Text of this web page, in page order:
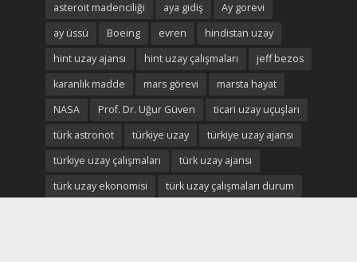
asteroit madenciliği
aya gidiş
Ay gorevi
ay üssü
Boeing evren
hindistan uzay
hint uzay ajansı
hint uzay çalışmaları
jeff bezos
karanlık madde
mars görevi
marsta hayat
NASA
Prof. Dr. Uğur Güven
ticari uzay uçuşları
türk astronot
türkiye uzay
türkiye uzay ajansı
türkiye uzay çalışmaları
türk uzay ajansı
türk uzay ekonomisi
türk uzay çalışmaları durum